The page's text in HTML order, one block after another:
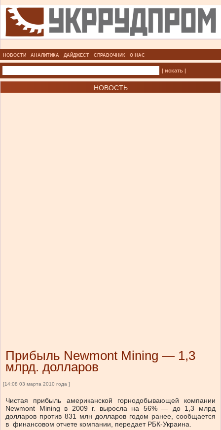
НОВОСТИ АНАЛИТИКА ДАЙДЖЕСТ СПРАВОЧНИК О НАС
| искать |
НОВОСТЬ
Прибыль Newmont Mining — 1,3
млрд. долларов
[14:08 03 марта 2010 года ]
Чистая прибыль американской горнодобывающей компании
Newmont Mining в 2009 г. выросла на 56% — до 1,3 млрд
долларов против 831 млн долларов годом ранее, сообщается
в финансовом отчете компании, передает РБК-Украина.